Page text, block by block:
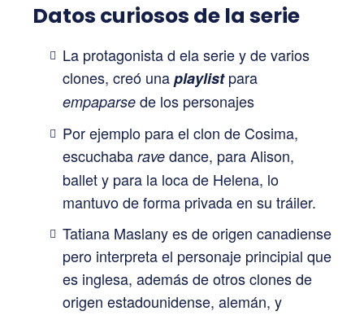
Datos curiosos de la serie
La protagonista d ela serie y de varios
clones, creó unaplaylistpara
empaparse de los personajes
Por ejemplo para el clon de Cosima,
escuchaba rave dance, para Alison,
ballet y para la loca de Helena, lo
mantuvo de forma privada en su tráiler.
Tatiana Maslany es de origen canadiense
pero interpreta el personaje principial que
es inglesa, además de otros clones de
origen estadounidense, alemán, y